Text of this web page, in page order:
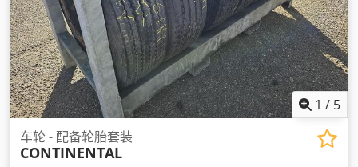
1 / 5
车轮 - 配备轮胎套装
CONTINENTAL